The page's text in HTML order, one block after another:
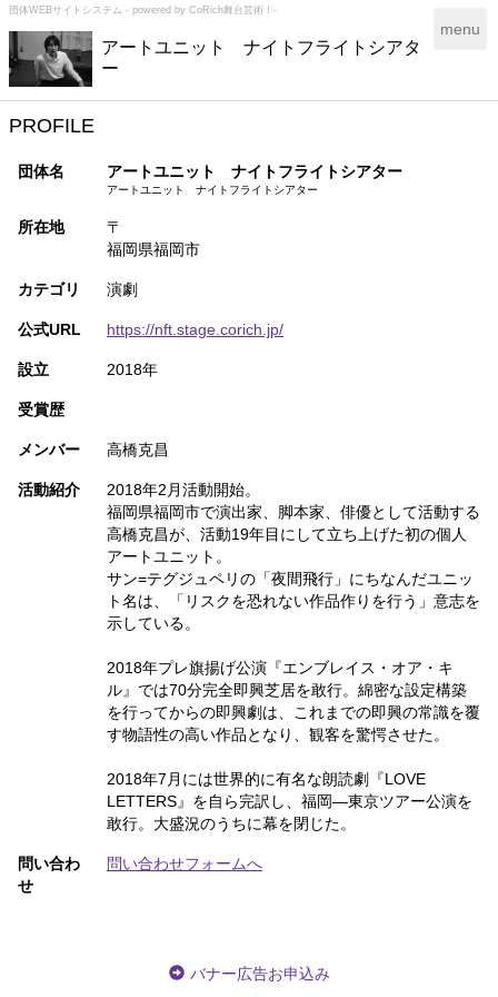
団体WEBサイトシステム - powered by CoRich舞台芸術！-
アートユニット ナイトフライトシアタ
ー
T
menu
PROFILE
団体名 アートユニット ナイトフライトシアター
アートユニット ナイトフライトシアター
所在地
〒
福岡県福岡市
カテゴリ 演劇
公式URL https://nft.stage.corich.jp/
設立 2018年
受賞歴
メンバー 高橋克昌
活動紹介
2018年2月活動開始。
福岡県福岡市で演出家、脚本家、俳優として活動する
高橋克昌が、活動19年目にして立ち上げた初の個人
アートユニット。
サン=テグジュペリの「夜間飛行」にちなんだユニッ
ト名は、「リスクを恐れない作品作りを行う」意志を
示している。
2018年プレ旗揚げ公演『エンブレイス・オア・キ
ル』では70分完全即興芝居を敢行。綿密な設定構築
を行ってからの即興劇は、これまでの即興の常識を覆
す物語性の高い作品となり、観客を驚愕させた。
2018年7月には世界的に有名な朗読劇『LOVE
LETTERS』を自ら完訳し、福岡―東京ツアー公演を
敢行。大盛況のうちに幕を閉じた。
問い合わ
せ
問い合わせフォームへ
バナー広告お申込み